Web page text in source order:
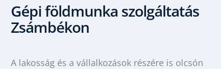
Gépi földmunka szolgáltatás
Zsámbékon
A lakosság és a vállalkozások részére is olcsón